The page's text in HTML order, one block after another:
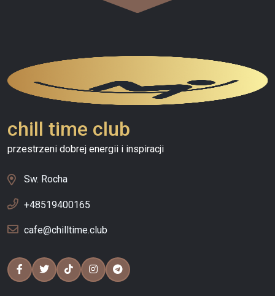
chill time club
przestrzeni dobrej energii i inspiracji
Sw. Rocha
+48519400165
cafe@chilltime.club